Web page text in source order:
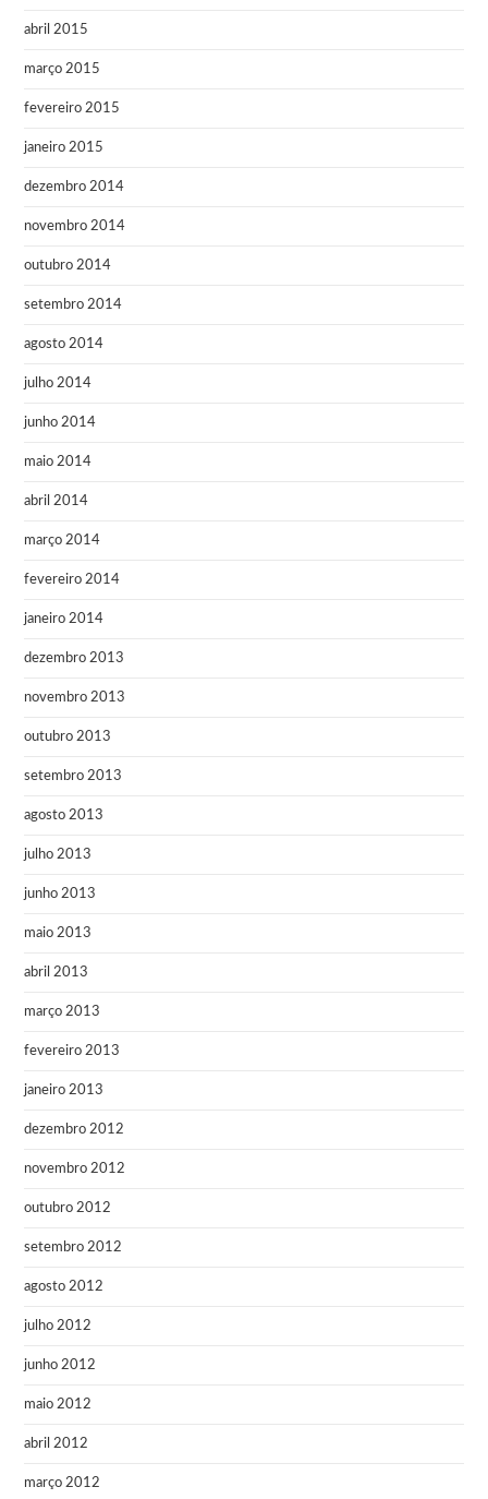
abril 2015
março 2015
fevereiro 2015
janeiro 2015
dezembro 2014
novembro 2014
outubro 2014
setembro 2014
agosto 2014
julho 2014
junho 2014
maio 2014
abril 2014
março 2014
fevereiro 2014
janeiro 2014
dezembro 2013
novembro 2013
outubro 2013
setembro 2013
agosto 2013
julho 2013
junho 2013
maio 2013
abril 2013
março 2013
fevereiro 2013
janeiro 2013
dezembro 2012
novembro 2012
outubro 2012
setembro 2012
agosto 2012
julho 2012
junho 2012
maio 2012
abril 2012
março 2012